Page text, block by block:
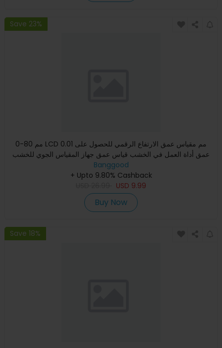
Save 23%
0-80 مم LCD 0.01 مم مقياس عمق الارتفاع الرقمي للحصول على
عمق أداة العمل في الخشب قياس عمق جهاز المقياس الجوي للخشب
المسط
Banggood
+ Upto 9.80% Cashback
USD 9.99
Buy Now
Save 18%